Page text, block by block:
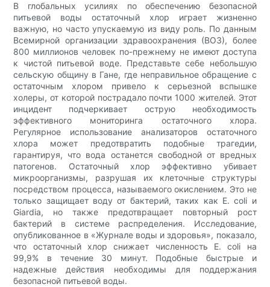
В глобальных усилиях по обеспечению безопасной
питьевой воды остаточный хлор играет жизненно
важную, но часто упускаемую из виду роль. По данным
Всемирной организации здравоохранения (ВОЗ), более
800 миллионов человек по-прежнему не имеют доступа
к чистой питьевой воде. Представьте себе небольшую
сельскую общину в Гане, где неправильное обращение с
остаточным хлором привело к серьезной вспышке
холеры, от которой пострадало почти 1000 жителей. Этот
инцидент подчеркивает острую необходимость
эффективного мониторинга остаточного хлора.
Регулярное использование анализаторов остаточного
хлора может предотвратить подобные трагедии,
гарантируя, что вода останется свободной от вредных
патогенов. Остаточный хлор эффективно убивает
микроорганизмы, разрушая их клеточные структуры
посредством процесса, называемого окислением. Это не
только защищает воду от бактерий, таких как E. coli и
Giardia, но также предотвращает повторный рост
бактерий в системе распределения. Исследование,
опубликованное в «Журнале воды и здоровья», показало,
что остаточный хлор снижает численность E. coli на
99,9% в течение 30 минут. Подобные быстрые и
надежные действия необходимы для поддержания
безопасной питьевой воды.